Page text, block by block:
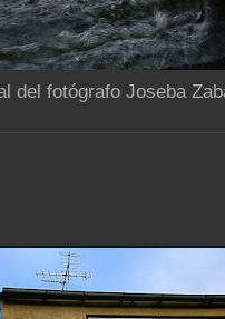
del fotógrafo Joseba